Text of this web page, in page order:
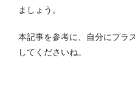
ましょう。
本記事を参考に、自分にプラ
してくださいね。